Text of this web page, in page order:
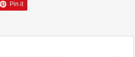
Pin it